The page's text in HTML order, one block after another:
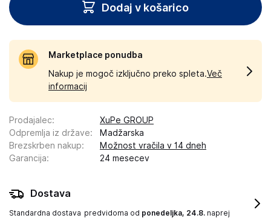
Dodaj v košarico
Marketplace ponudba
Nakup je mogoč izključno preko spleta.Več
informacij
Prodajalec:
XuPe GROUP
Odpremlja iz države:
Madžarska
Brezskrben nakup:
Možnost vračila v 14 dneh
Garancija: 24 mesecev
Dostava
Standardna dostava predvidoma od ponedeljka, 24.8. naprej